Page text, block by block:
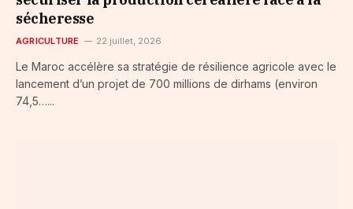
sécheresse
AGRICULTURE 22 juillet, 2026
Le Maroc accélère sa stratégie de résilience agricole avec le
lancement d’un projet de 700 millions de dirhams (environ
74,5…...